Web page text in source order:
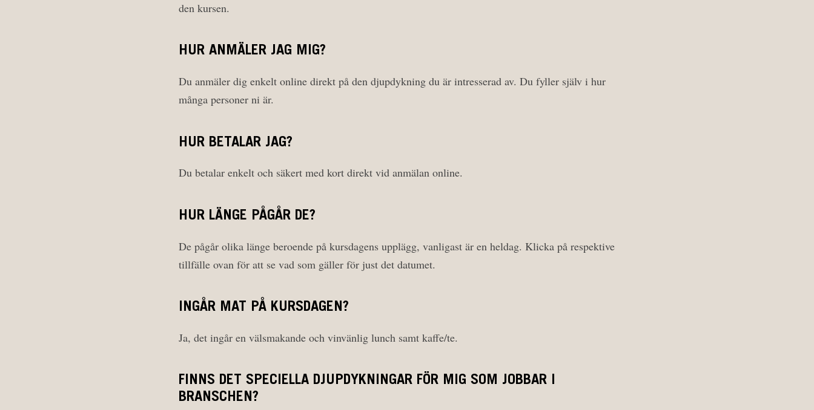
den kursen.
HUR ANMÄLER JAG MIG?
Du anmäler dig enkelt online direkt på den djupdykning du är intresserad av. Du fyller själv i hur
många personer ni är.
HUR BETALAR JAG?
Du betalar enkelt och säkert med kort direkt vid anmälan online.
HUR LÄNGE PÅGÅR DE?
De pågår olika länge beroende på kursdagens upplägg, vanligast är en heldag. Klicka på respektive
tillfälle ovan för att se vad som gäller för just det datumet.
INGÅR MAT PÅ KURSDAGEN?
Ja, det ingår en välsmakande och vinvänlig lunch samt kaffe/te.
FINNS DET SPECIELLA DJUPDYKNINGAR FÖR MIG SOM JOBBAR I
BRANSCHEN?